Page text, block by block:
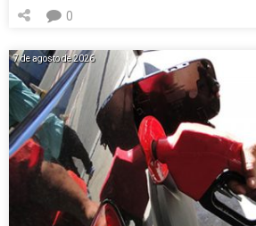
0
7 de agosto de 2026